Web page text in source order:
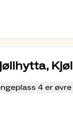
Du skal
får du
å ha nøkkel.
dagsturer fra
4 er